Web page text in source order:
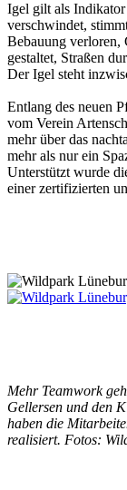
Igel gilt als
verschwindet,
Bebauung verloren,
gestaltet, Straßen
Der Igel steht
Entlang des neuen
vom Verein
mehr über das
mehr als nur ein
Unterstützt wurde
einer zertifizierten
Mehr Teamwork
Gellersen und den
haben die
realisiert. Fotos: